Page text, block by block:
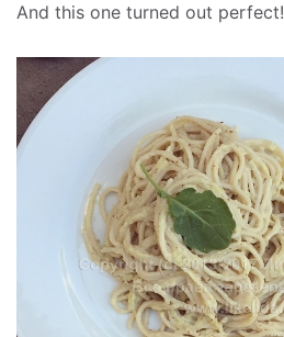
And this one turned out perfect!